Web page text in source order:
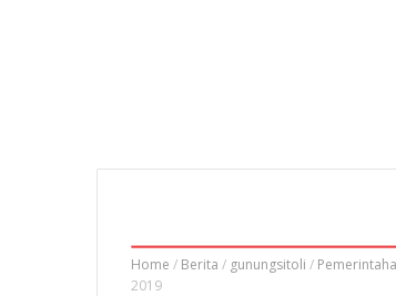
Home / Berita / gunungsitoli /
2019